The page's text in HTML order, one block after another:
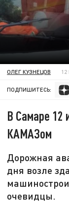
ОЛЕГ КУЗНЕЦОВ
ПОДПИШИТЕСЬ:
В Самаре 12
КАМАЗом
Дорожная
дня возле
очевидцы.